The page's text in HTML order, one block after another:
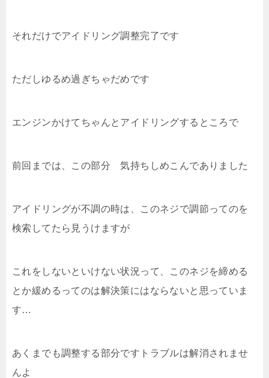
それだけでアイドリング調整完了です
ただしゆるめ過ぎちゃだめです
エンジンかけてちゃんとアイドリングするところで
前回までは、この部分 気持ちしめこんでありました
アイドリングが不調の時は、このネジで調節ってのを
検索してたら見うけますが
これをしないといけない状況って、このネジを締める
とか緩めるってのは解決策にはならないと思っていま
す…
あくまでも調整する部分ですトラブルは解消されませ
んよ